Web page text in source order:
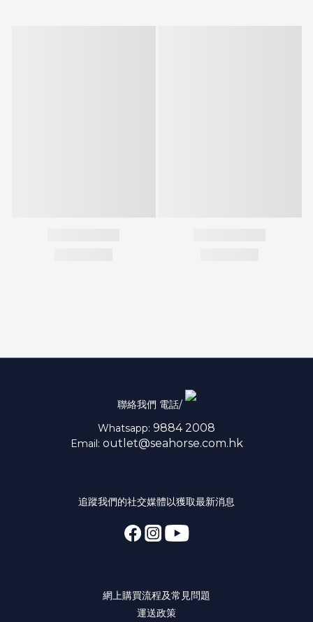
聯絡我們 電話/
Whatsapp: 9884 2008
Email: outlet@seahorse.com.hk
追蹤我們的社交媒體以獲取最新消息
網上購買流程及常見問題
運送政策